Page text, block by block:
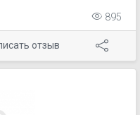
почечной
895
отзыв